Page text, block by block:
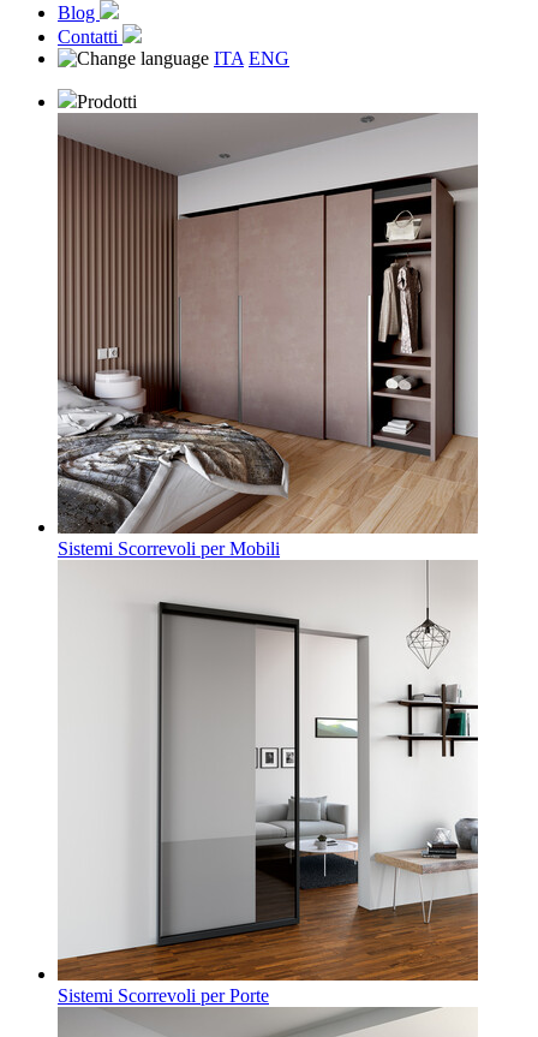
Blog
Contatti
ITA ENG
Prodotti
Sistemi Scorrevoli per Mobili
Sistemi Scorrevoli per Porte